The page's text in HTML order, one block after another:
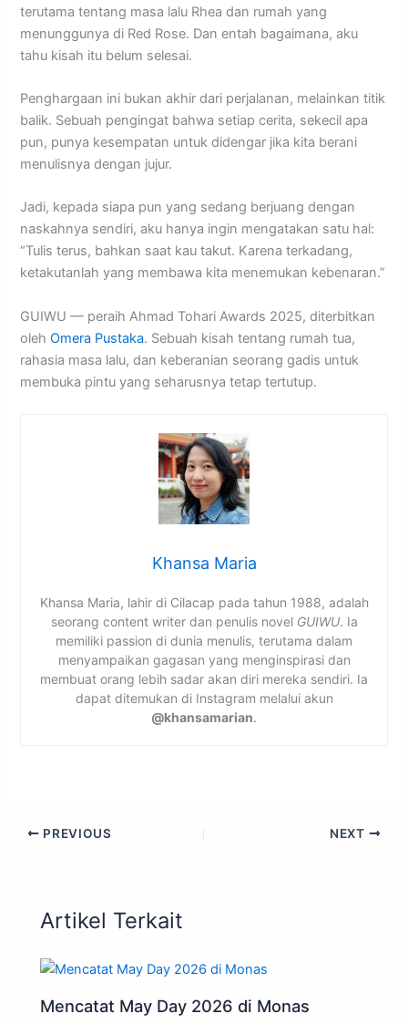
terutama tentang masa lalu Rhea dan rumah yang
menunggunya di Red Rose. Dan entah bagaimana, aku
tahu kisah itu belum selesai.
Penghargaan ini bukan akhir dari perjalanan, melainkan titik
balik. Sebuah pengingat bahwa setiap cerita, sekecil apa
pun, punya kesempatan untuk didengar jika kita berani
menulisnya dengan jujur.
Jadi, kepada siapa pun yang sedang berjuang dengan
naskahnya sendiri, aku hanya ingin mengatakan satu hal:
“Tulis terus, bahkan saat kau takut. Karena terkadang,
ketakutanlah yang membawa kita menemukan kebenaran.”
GUIWU — peraih Ahmad Tohari Awards 2025, diterbitkan
olehOmera Pustaka. Sebuah kisah tentang rumah tua,
rahasia masa lalu, dan keberanian seorang gadis untuk
membuka pintu yang seharusnya tetap tertutup.
Khansa Maria
Khansa Maria, lahir di Cilacap pada tahun 1988, adalah
seorang content writer dan penulis novel GUIWU. Ia
memiliki passion di dunia menulis, terutama dalam
menyampaikan gagasan yang menginspirasi dan
membuat orang lebih sadar akan diri mereka sendiri. Ia
dapat ditemukan di Instagram melalui akun
@khansamarian.
PREVIOUS NEXT
Artikel Terkait
Mencatat May Day 2026 di Monas